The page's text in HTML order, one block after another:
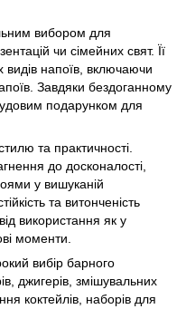
вибором для
чи сімейних свят. Її
видів напоїв, включаючи
Завдяки бездоганному
подарунком для
та практичності.
до досконалості,
у вишуканій
та витонченість
використання як у
моменти.
вибір барного
джигерів, змішувальних
коктейлів наборів для